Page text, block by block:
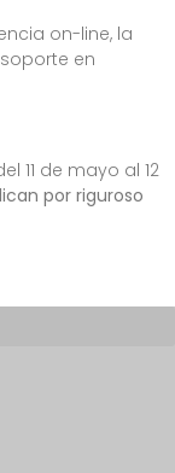
on-line, la
en
11 de mayo al 12
por riguroso